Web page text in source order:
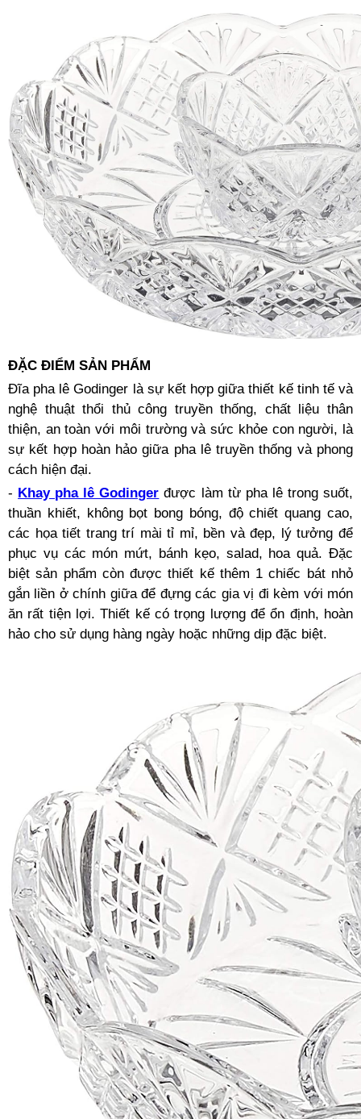
ĐẶC ĐIỂM SẢN PHẨM
Đĩa pha lê Godinger là sự kết hợp giữa thiết kế tinh tế và
nghệ thuật thổi thủ công truyền thống, chất liệu thân
thiện, an toàn với môi trường và sức khỏe con người, là
sự kết hợp hoàn hảo giữa pha lê truyền thống và phong
cách hiện đại.
- Khay pha lê Godinger được làm từ pha lê trong suốt,
thuần khiết, không bọt bong bóng, độ chiết quang cao,
các họa tiết trang trí mài tỉ mỉ, bền và đẹp, lý tưởng để
phục vụ các món mứt, bánh kẹo, salad, hoa quả. Đặc
biệt sản phẩm còn được thiết kế thêm 1 chiếc bát nhỏ
gắn liền ở chính giữa để đựng các gia vị đi kèm với món
ăn rất tiện lợi. Thiết kế có trọng lượng để ổn định, hoàn
hảo cho sử dụng hàng ngày hoặc những dịp đặc biệt.